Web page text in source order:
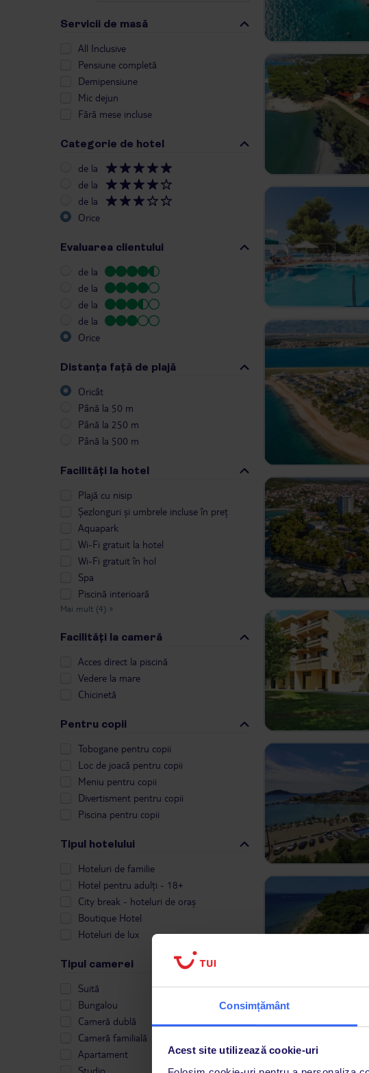
Consimțământ
Acest site utilizează cookie-uri
Servicii de masă
All Inclusive
Pensiune completă
Demipensiune
Mic dejun
Fără mese incluse
Categorie de hotel
de la
de la
de la
Orice
Evaluarea clientului
de la
de la
de la
de la
Orice
Distanța față de plajă
Oricât
Până la 50 m
Până la 250 m
Până la 500 m
Facilități la hotel
Plajă cu nisip
Șezlonguri și umbrele incluse în preț
Aquapark
Wi-Fi gratuit la hotel
Wi-Fi gratuit în hol
Spa
Piscină interioară
Mai mult (4) »
Facilități la cameră
Acces direct la piscină
Vedere la mare
Chicinetă
Pentru copii
Tobogane pentru copii
Loc de joacă pentru copii
Meniu pentru copii
Divertisment pentru copii
Piscina pentru copii
Tipul hotelului
Hoteluri de familie
Hotel pentru adulți - 18+
City break - hoteluri de oraș
Boutique Hotel
Hoteluri de lux
Tipul camerei
Suită
Bungalou
Cameră dublă
Cameră familială
Apartament
Studio